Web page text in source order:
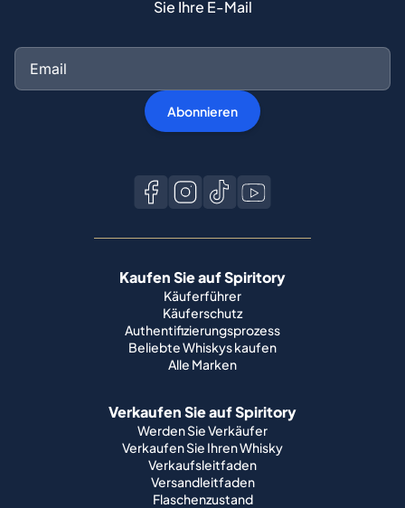
Sie Ihre E-Mail
Abonnieren
Kaufen Sie auf Spiritory
Käuferführer
Käuferschutz
Authentifizierungsprozess
Beliebte Whiskys kaufen
Alle Marken
Verkaufen Sie auf Spiritory
Werden Sie Verkäufer
Verkaufen Sie Ihren Whisky
Verkaufsleitfaden
Versandleitfaden
Flaschenzustand